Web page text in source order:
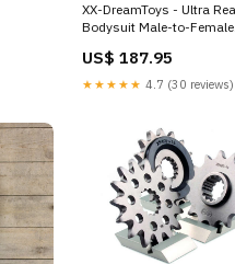
XX-DreamToys - Ultra
Bodysuit Male-to-Female
Huidskleur Maat:S
US$ 187.95
★★★★★ 4.7 (30 reviews)